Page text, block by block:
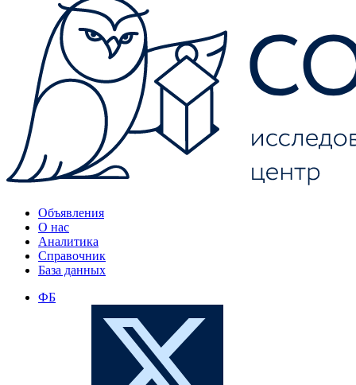
Объявления
О нас
Аналитика
Справочник
База данных
ФБ